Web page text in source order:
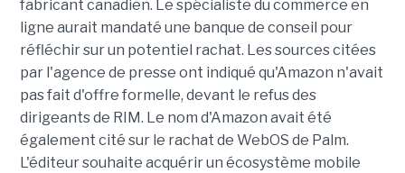
fabricant canadien. Le spécialiste du commerce en
ligne aurait mandaté une banque de conseil pour
réfléchir sur un potentiel rachat. Les sources citées
par l'agence de presse ont indiqué qu'Amazon n'avait
pas fait d'offre formelle, devant le refus des
dirigeants de RIM. Le nom d'Amazon avait été
également cité sur le rachat de WebOS de Palm.
L'éditeur souhaite acquérir un écosystème mobile